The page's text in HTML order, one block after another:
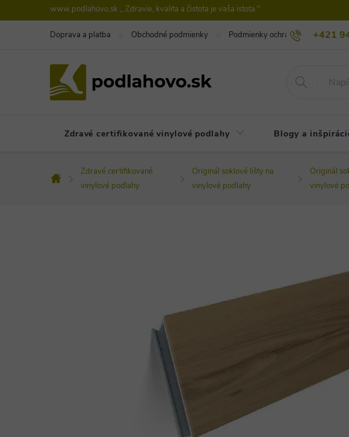
na
www.podlahovo.sk ,, Zdravie, kvalita a čistota je vaša istota "
+421
Doprava a platba Obchodné podmienky Podmienky ochrany osobných
Zdravé certifikované vinylové podlahy Blogy a
Domov
Zdravé certifikované
vinylové podlahy
Originál soklové lišty na
vinylové podlahy
Originál
vinylové